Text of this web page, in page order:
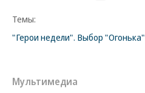
Темы:
"Герои недели". Выбор "Огонька"
Мультимедиа